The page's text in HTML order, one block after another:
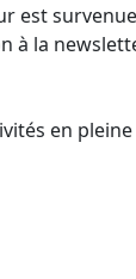
est survenue
à la
en